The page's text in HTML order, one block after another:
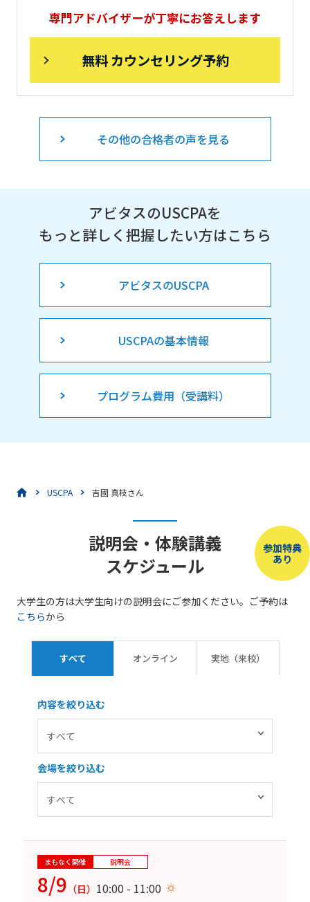
専門アドバイザーが丁寧にお答えします
無料 カウンセリング予約
その他の合格者の声を見る
アビタスのUSCPAを
もっと詳しく把握したい方はこちら
アビタスのUSCPA
USCPAの基本情報
プログラム費用（受講料）
USCPA 吉國 真枝さん
参加特典
あり
説明会・体験講義
スケジュール
大学生の方は大学生向けの説明会にご参加ください。ご予約は
こちらから
すべて オンライン 実地（来校）
内容を絞り込む
会場を絞り込む
まもなく開催 説明会
8/9 （日） 10:00 - 11:00